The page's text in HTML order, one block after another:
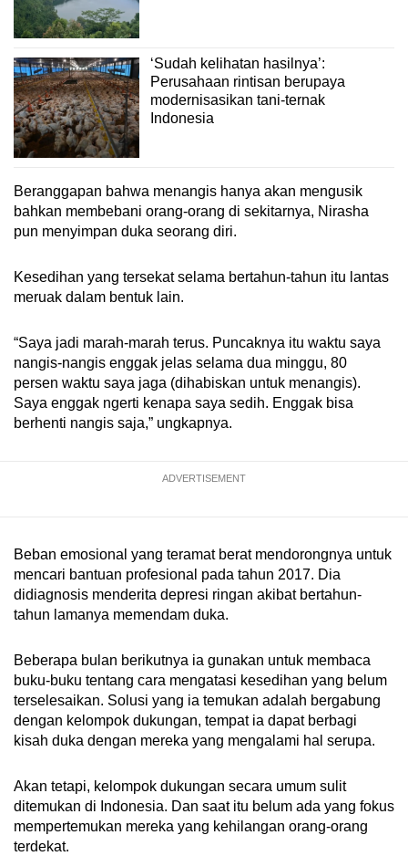
‘Sudah kelihatan hasilnya’:
Perusahaan rintisan berupaya
modernisasikan tani-ternak
Indonesia
Beranggapan bahwa menangis hanya akan mengusik
bahkan membebani orang-orang di sekitarnya, Nirasha
pun menyimpan duka seorang diri.
Kesedihan yang tersekat selama bertahun-tahun itu lantas
meruak dalam bentuk lain.
“Saya jadi marah-marah terus. Puncaknya itu waktu saya
nangis-nangis enggak jelas selama dua minggu, 80
persen waktu saya jaga (dihabiskan untuk menangis).
Saya enggak ngerti kenapa saya sedih. Enggak bisa
berhenti nangis saja,” ungkapnya.
ADVERTISEMENT
Beban emosional yang teramat berat mendorongnya untuk
mencari bantuan profesional pada tahun 2017. Dia
didiagnosis menderita depresi ringan akibat bertahun-
tahun lamanya memendam duka.
Beberapa bulan berikutnya ia gunakan untuk membaca
buku-buku tentang cara mengatasi kesedihan yang belum
terselesaikan. Solusi yang ia temukan adalah bergabung
dengan kelompok dukungan, tempat ia dapat berbagi
kisah duka dengan mereka yang mengalami hal serupa.
Akan tetapi, kelompok dukungan secara umum sulit
ditemukan di Indonesia. Dan saat itu belum ada yang fokus
mempertemukan mereka yang kehilangan orang-orang
terdekat.